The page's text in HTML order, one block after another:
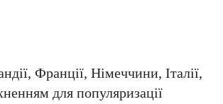
Франції, Німеччини, Італії,
для популяризації